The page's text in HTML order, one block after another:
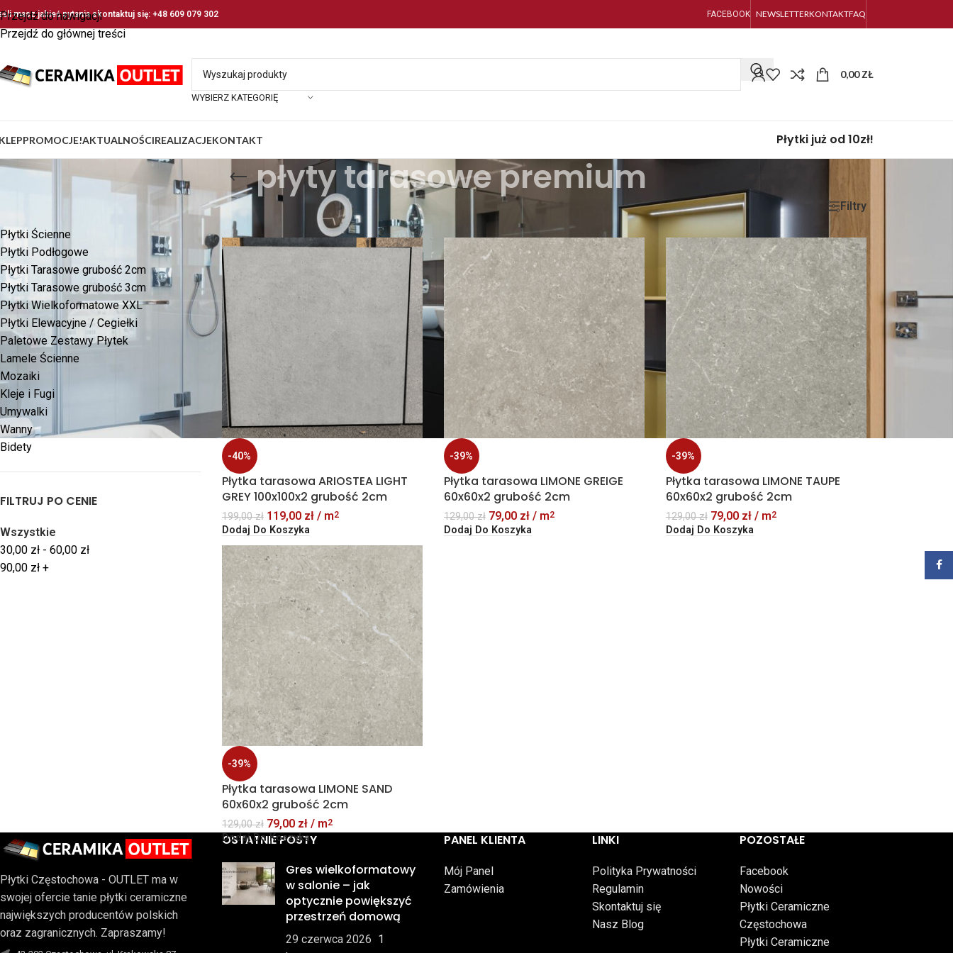
Przejdź do nawigacji
Przejdź do głównej treści
masz jakieś pytania skontaktuj się: +48 609 079 302 FACEBOOK NEWSLETTERKONTAKTFAQ
WYBIERZ KATEGORIĘ
0,00ZŁ
PROMOCJE!AKTUALNOŚCIREALIZACJEKONTAKT Płytki już od 10zł!
płyty tarasowe premium
Płytki Ścienne
Płytki Podłogowe
Płytki Tarasowe grubość 2cm
Płytki Tarasowe grubość 3cm
Płytki Wielkoformatowe XXL
Płytki Elewacyjne / Cegiełki
Paletowe Zestawy Płytek
Lamele Ścienne
Mozaiki
Kleje i Fugi
Umywalki
Wanny
Bidety
FILTRUJ PO CENIE
Wszystkie
30,00 zł - 60,00 zł
90,00 zł +
Strona główna Produkty oznaczone “płyty tarasowe premium” Pokaż 9 24 Filtry
-40%
Płytka tarasowa ARIOSTEA LIGHT
GREY 100x100x2 grubość 2cm
199,00zł 119,00 zł / m2
Dodaj Do Koszyka
-39%
Płytka tarasowa LIMONE GREIGE
60x60x2 grubość 2cm
129,00zł 79,00 zł / m2
Dodaj Do Koszyka
-39%
Płytka tarasowa LIMONE TAUPE
60x60x2 grubość 2cm
129,00zł 79,00 zł / m2
Dodaj Do Koszyka
-39%
Płytka tarasowa LIMONE SAND
60x60x2 grubość 2cm
129,00zł 79,00 zł / m2
Dodaj Do Koszyka
Płytki Częstochowa - OUTLET ma w
swojej ofercie tanie płytki ceramiczne
największych producentów polskich
oraz zagranicznych. Zapraszamy!
OSTATNIE POSTY
Gres wielkoformatowy
w salonie – jak
optycznie powiększyć
przestrzeń domową
29 czerwca 2026 1
PANEL KLIENTA
Mój Panel
Zamówienia
LINKI
Polityka Prywatności
Regulamin
Skontaktuj się
Nasz Blog
POZOSTAŁE
Facebook
Nowości
Płytki Ceramiczne
Częstochowa
Płytki Ceramiczne